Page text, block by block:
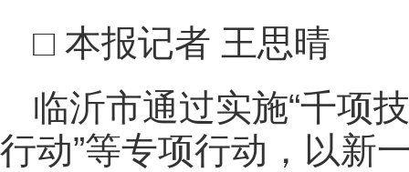
□ 本报记者 王思晴
临沂市通过实施“千项
行动”等专项行动，以新